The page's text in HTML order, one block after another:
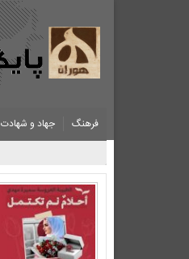
فرهنگ جهاد و شهادت